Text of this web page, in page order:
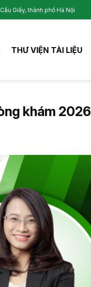
Giấy, thành phố Hà Nội
THƯ VIỆN TÀI LIỆU
khám 2026